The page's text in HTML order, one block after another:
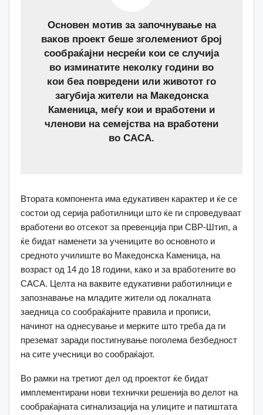
Основен мотив за започнување на
ваков проект беше зголемениот број
сообраќајни несреќи кои се случија
во изминатите неколку години во
кои беа повредени или животот го
загубија жители на Македонска
Каменица, меѓу кои и вработени и
членови на семејства на вработени
во САСА.
Втората компонента има едукативен карактер и ќе се
состои од серија работилници што ќе ги спроведуваат
вработени во отсекот за превенција при СВР-Штип, а
ќе бидат наменети за учениците во основното и
средното училиште во Македонска Каменица, на
возраст од 14 до 18 години, како и за вработените во
САСА. Целта на ваквите едукативни работилници е
запознавање на младите жители од локалната
заедница со сообраќајните правила и прописи,
начинот на однесување и мерките што треба да ги
преземат заради постигнување поголема безбедност
на сите учесници во сообраќајот.
Во рамки на третиот дел од проектот ќе бидат
имплементирани нови технички решенија во делот на
сообраќајната сигнализација на улиците и патиштата